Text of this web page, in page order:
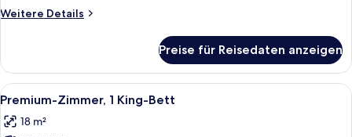
anzeigen
Weitere Details
Weitere
1 Queen-
Bett
und
Preise für Reisedaten anzeigen
Alle
Fotos
für
Ein modernes Hotelzimmer mit
8
Premium-Zimmer, 1 King-Bett
18 m²